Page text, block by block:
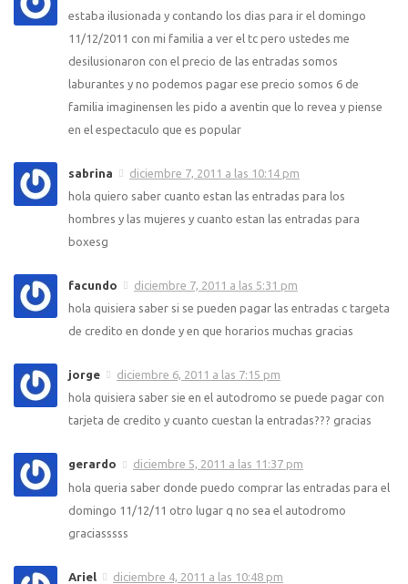
estaba ilusionada y contando los dias para ir el domingo
11/12/2011 con mi familia a ver el tc pero ustedes me
desilusionaron con el precio de las entradas somos
laburantes y no podemos pagar ese precio somos 6 de
familia imaginensen les pido a aventin que lo revea y piense
en el espectaculo que es popular
sabrina
diciembre 7, 2011 a las 10:14 pm
hola quiero saber cuanto estan las entradas para los
hombres y las mujeres y cuanto estan las entradas para
boxesg
facundo
diciembre 7, 2011 a las 5:31 pm
hola quisiera saber si se pueden pagar las entradas c targeta
de credito en donde y en que horarios muchas gracias
jorge
diciembre 6, 2011 a las 7:15 pm
hola quisiera saber sie en el autodromo se puede pagar con
tarjeta de credito y cuanto cuestan la entradas??? gracias
gerardo
diciembre 5, 2011 a las 11:37 pm
hola queria saber donde puedo comprar las entradas para el
domingo 11/12/11 otro lugar q no sea el autodromo
graciasssss
Ariel
diciembre 4, 2011 a las 10:48 pm